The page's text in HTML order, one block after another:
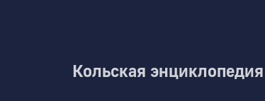
Кольская энциклопедия